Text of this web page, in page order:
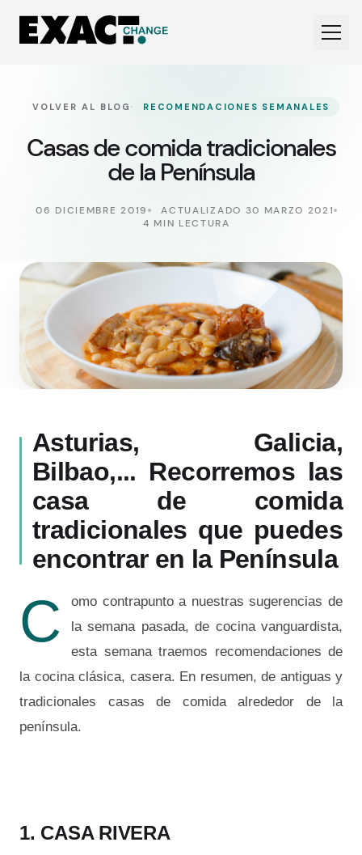
VOLVER AL BLOG · RECOMENDACIONES SEMANALES
Casas de comida tradicionales
de la Península
06 DICIEMBRE 2019
ACTUALIZADO 30 MARZO 2021
4 MIN LECTURA
Asturias, Galicia,
Bilbao,... Recorremos las
casa de comida
tradicionales que puedes
encontrar en la Península
C
omo contrapunto a nuestras sugerencias de
la semana pasada, de cocina vanguardista,
esta semana traemos recomendaciones de
la cocina clásica, casera. En resumen, de antiguas y
tradicionales casas de comida alrededor de la
península.
1. CASA RIVERA